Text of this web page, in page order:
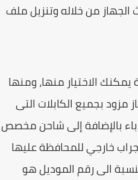
من خلاله وتنزيل ملف
الاختيار منها، ومنها
مزود بجميع الكابلات التى
بالإضافة إلى شاحن مخصص
خارجي للمحافظة عليها
الى رقم الموديل هو